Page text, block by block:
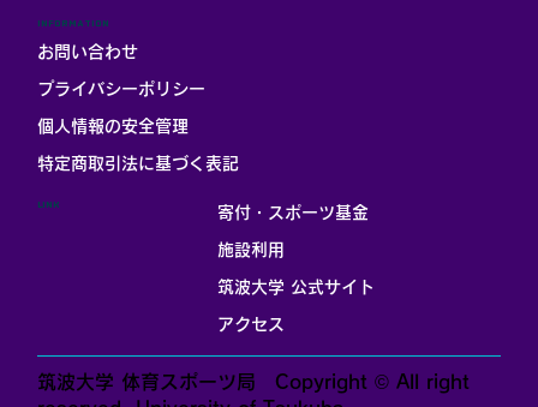
寄付・スポーツ基金
施設利用
筑波大学 公式サイト
アクセス
LINK
INFORMATION
お問い合わせ
プライバシーポリシー
個人情報の安全管理
​特定商取引法に基づく表記
筑波大学 体育スポーツ局 Copyright © All right